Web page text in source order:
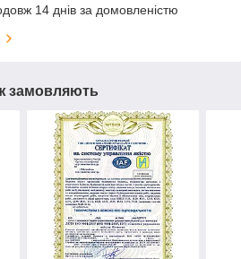
14 днів за домовленістю
замовляють